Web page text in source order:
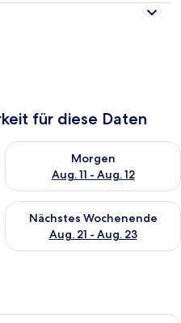
für diese Daten
Nacht, Aug. 10 - Aug.
Morgen
Aug. 11 - Aug. 12
Überprüfe die Verfügbarkeit
Wochenende, Aug. 14
Nächstes Wochenende
Aug. 21 - Aug. 23
Überprüfe die Verfügbarkeit
Ein Hotelzimmer mit einem großen